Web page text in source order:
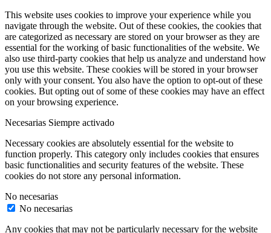
This website uses cookies to improve your experience while you
navigate through the website. Out of these cookies, the cookies that
are categorized as necessary are stored on your browser as they are
essential for the working of basic functionalities of the website. We
also use third-party cookies that help us analyze and understand how
you use this website. These cookies will be stored in your browser
only with your consent. You also have the option to opt-out of these
cookies. But opting out of some of these cookies may have an effect
on your browsing experience.
Necesarias Siempre activado
Necessary cookies are absolutely essential for the website to
function properly. This category only includes cookies that ensures
basic functionalities and security features of the website. These
cookies do not store any personal information.
No necesarias
No necesarias
Any cookies that may not be particularly necessary for the website